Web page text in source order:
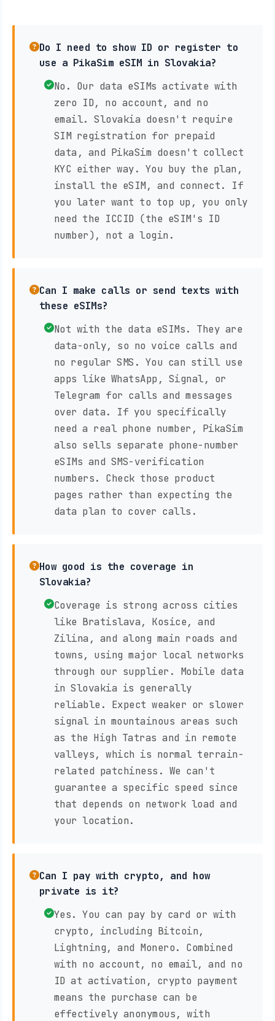
Do I need to show ID or register to
use a PikaSim eSIM in Slovakia?
No. Our data eSIMs activate with
zero ID, no account, and no
email. Slovakia doesn't require
SIM registration for prepaid
data, and PikaSim doesn't collect
KYC either way. You buy the plan,
install the eSIM, and connect. If
you later want to top up, you only
need the ICCID (the eSIM's ID
number), not a login.
Can I make calls or send texts with
these eSIMs?
Not with the data eSIMs. They are
data-only, so no voice calls and
no regular SMS. You can still use
apps like WhatsApp, Signal, or
Telegram for calls and messages
over data. If you specifically
need a real phone number, PikaSim
also sells separate phone-number
eSIMs and SMS-verification
numbers. Check those product
pages rather than expecting the
data plan to cover calls.
How good is the coverage in
Slovakia?
Coverage is strong across cities
like Bratislava, Kosice, and
Zilina, and along main roads and
towns, using major local networks
through our supplier. Mobile data
in Slovakia is generally
reliable. Expect weaker or slower
signal in mountainous areas such
as the High Tatras and in remote
valleys, which is normal terrain-
related patchiness. We can't
guarantee a specific speed since
that depends on network load and
your location.
Can I pay with crypto, and how
private is it?
Yes. You can pay by card or with
crypto, including Bitcoin,
Lightning, and Monero. Combined
with no account, no email, and no
ID at activation, crypto payment
means the purchase can be
effectively anonymous, with